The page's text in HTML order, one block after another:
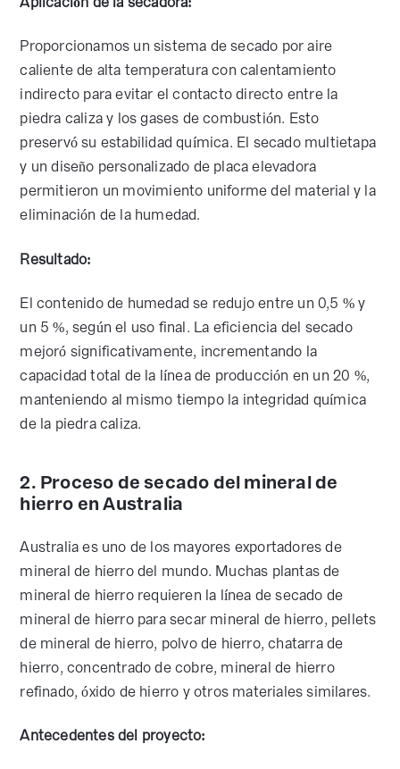
Proporcionamos un sistema de secado por aire
caliente de alta temperatura con calentamiento
indirecto para evitar el contacto directo entre la
piedra caliza y los gases de combustión. Esto
preservó su estabilidad química. El secado multietapa
y un diseño personalizado de placa elevadora
permitieron un movimiento uniforme del material y la
eliminación de la humedad.
Resultado:
El contenido de humedad se redujo entre un 0,5 % y
un 5 %, según el uso final. La eficiencia del secado
mejoró significativamente, incrementando la
capacidad total de la línea de producción en un 20 %,
manteniendo al mismo tiempo la integridad química
de la piedra caliza.
2. Proceso de secado del mineral de
hierro en Australia
Australia es uno de los mayores exportadores de
mineral de hierro del mundo. Muchas plantas de
mineral de hierro requieren la línea de secado de
mineral de hierro para secar mineral de hierro, pellets
de mineral de hierro, polvo de hierro, chatarra de
hierro, concentrado de cobre, mineral de hierro
refinado, óxido de hierro y otros materiales similares.
Antecedentes del proyecto: